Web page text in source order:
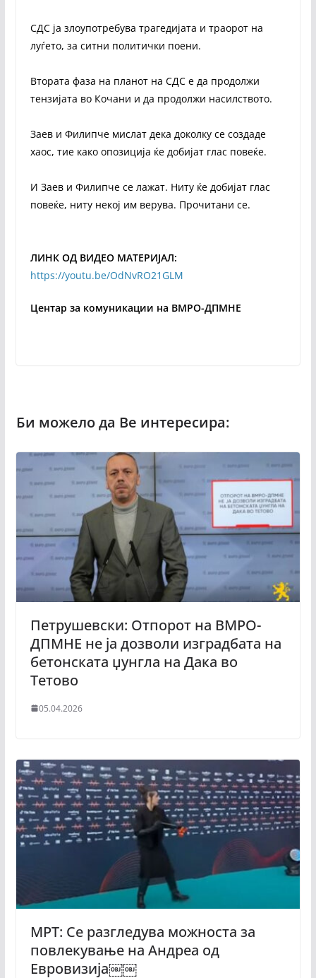
СДС ја злоупотребува трагедијата и траорот на
луѓето, за ситни политички поени.
Втората фаза на планот на СДС е да продолжи
тензијата во Кочани и да продолжи насилството.
Заев и Филипче мислат дека доколку се создаде
хаос, тие како опозиција ќе добијат глас повеќе.
И Заев и Филипче се лажат. Ниту ќе добијат глас
повеќе, ниту некој им верува. Прочитани се.
ЛИНК ОД ВИДЕО МАТЕРИЈАЛ:
https://youtu.be/OdNvRO21GLM
Центар за комуникации на ВМРО-ДПМНЕ
Петрушевски: Отпорот на ВМРО-
ДПМНЕ не ја дозволи изградбата на
бетонската џунгла на Дака во
Тетово
05.04.2026
МРТ: Се разгледува можноста за
повлекување на Андреа од
Евровизија￼￼